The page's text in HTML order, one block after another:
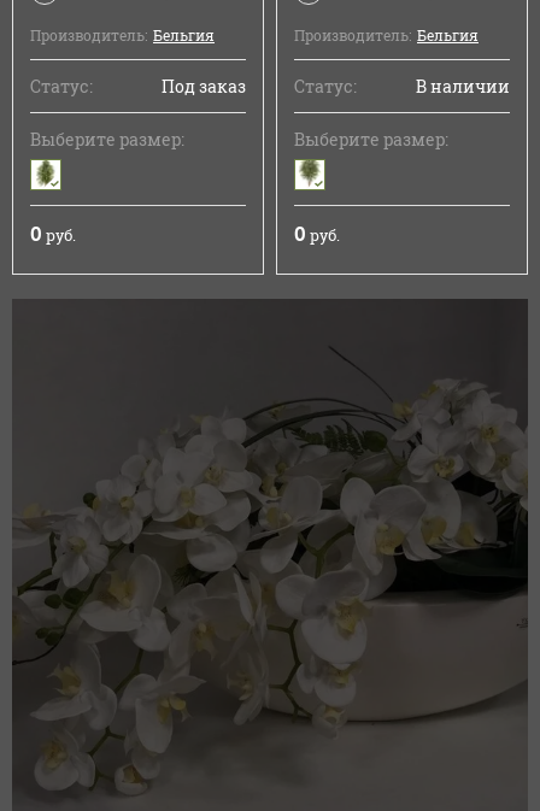
Производитель: Бельгия
Статус: Под заказ
Выберите размер:
0 руб.
Производитель: Бельгия
Статус: В наличии
Выберите размер:
0 руб.